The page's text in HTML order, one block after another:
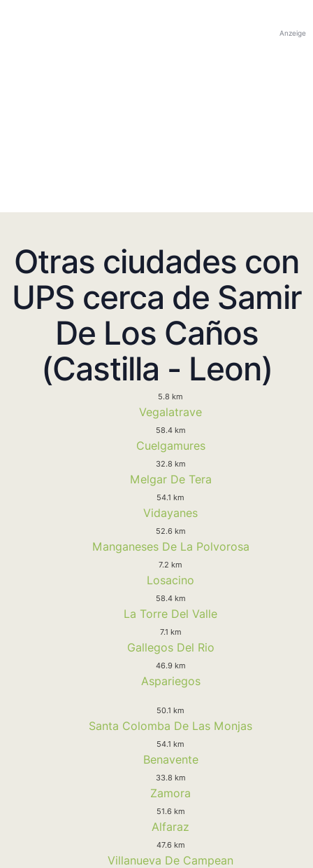
Anzeige
Otras ciudades con
UPS cerca de Samir
De Los Caños
(Castilla - Leon)
5.8 km
Vegalatrave
58.4 km
Cuelgamures
32.8 km
Melgar De Tera
54.1 km
Vidayanes
52.6 km
Manganeses De La Polvorosa
7.2 km
Losacino
58.4 km
La Torre Del Valle
7.1 km
Gallegos Del Rio
46.9 km
Aspariegos
50.1 km
Santa Colomba De Las Monjas
54.1 km
Benavente
33.8 km
Zamora
51.6 km
Alfaraz
47.6 km
Villanueva De Campean